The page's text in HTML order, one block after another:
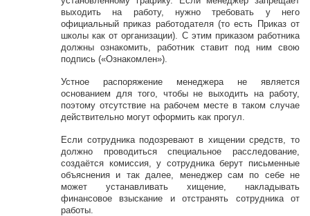
выходить на работу, нужно требовать у него
официальный приказ работодателя (то есть Приказ от
школы как от организации). С этим приказом работника
должны ознакомить, работник ставит под ним свою
подпись («Ознакомлен»).
Устное распоряжение менеджера не является
основанием для того, чтобы не выходить на работу,
поэтому отсутствие на рабочем месте в таком случае
действительно могут оформить как прогул.
Если сотрудника подозревают в хищении средств, то
должно проводиться специальное расследование,
создаётся комиссия, у сотрудника берут письменные
объяснения и так далее, менеджер сам по себе не
может устанавливать хищение, накладывать
финансовое взыскание и отстранять сотрудника от
работы.